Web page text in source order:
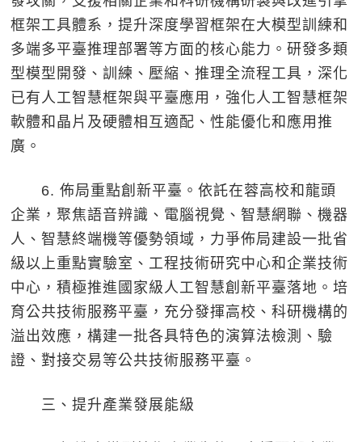
框架工具體系，提升深度學習框架在大模型訓練和
多端多平臺推理部署等方面的核心能力。研發多類
型模型開發、訓練、壓縮、推理全流程工具，深化
已有人工智慧框架與平臺應用，強化人工智慧框架
軟體和晶片及硬體相互適配、性能優化和應用推
廣。
6. 佈局重點創新平臺。依託在蓉高校和龍頭
企業，聚焦語音辨識、電腦視覺、智慧網聯、機器
人、智慧終端機等優勢領域，力爭佈局建設一批省
級以上重點實驗室、工程技術研究中心和企業技術
中心，積極推進國家級人工智慧創新平臺落地。培
育公共技術服務平臺，充分發揮高校、科研機構的
溢出效應，構建一批各具特色的演算法檢測、驗
證、對接交易等公共技術服務平臺。
三、提升產業發展能級